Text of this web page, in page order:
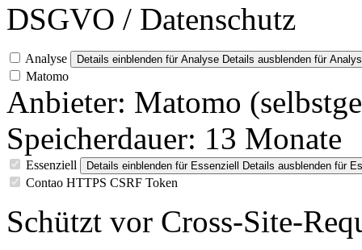
DSGVO / Datenschutz
Analyse Details einblenden für Analyse Details ausblenden für
Matomo
Anbieter: Matomo
Speicherdauer: 13 Monate
Essenziell Details einblenden für Essenziell Details ausblenden für
Contao HTTPS CSRF Token
Schützt vor Cross-Site-